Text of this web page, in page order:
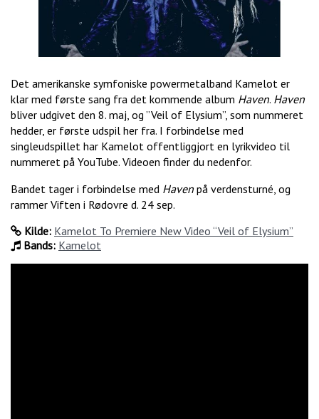
Det amerikanske symfoniske powermetalband Kamelot er
klar med første sang fra det kommende album Haven. Haven
bliver udgivet den 8. maj, og ”Veil of Elysium”, som nummeret
hedder, er første udspil her fra. I forbindelse med
singleudspillet har Kamelot offentliggjort en lyrikvideo til
nummeret på YouTube. Videoen finder du nedenfor.
Bandet tager i forbindelse med Haven på verdensturné, og
rammer Viften i Rødovre d. 24 sep.
Kilde: Kamelot To Premiere New Video “Veil of Elysium”
Bands: Kamelot